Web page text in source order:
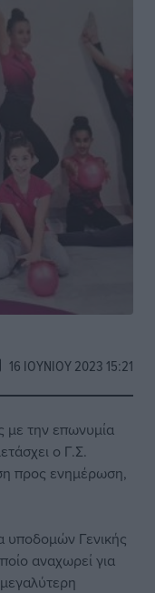
16 ΙΟΥΝΊΟΥ 2023 15:21
με την επωνυμία
ο Γ.Σ.
προς ενημέρωση,
υποδομών Γενικής
αναχωρεί για